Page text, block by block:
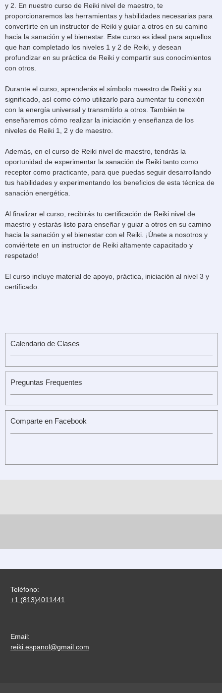
y 2. En nuestro curso de Reiki nivel de maestro, te
proporcionaremos las herramientas y habilidades necesarias para
convertirte en un instructor de Reiki y guiar a otros en su camino
hacia la sanación y el bienestar. Este curso es ideal para aquellos
que han completado los niveles 1 y 2 de Reiki, y desean
profundizar en su práctica de Reiki y compartir sus conocimientos
con otros.
Durante el curso, aprenderás el símbolo maestro de Reiki y su
significado, así como cómo utilizarlo para aumentar tu conexión
con la energía universal y transmitirlo a otros. También te
enseñaremos cómo realizar la iniciación y enseñanza de los
niveles de Reiki 1, 2 y de maestro.
Además, en el curso de Reiki nivel de maestro, tendrás la
oportunidad de experimentar la sanación de Reiki tanto como
receptor como practicante, para que puedas seguir desarrollando
tus habilidades y experimentando los beneficios de esta técnica de
sanación energética.
Al finalizar el curso, recibirás tu certificación de Reiki nivel de
maestro y estarás listo para enseñar y guiar a otros en su camino
hacia la sanación y el bienestar con el Reiki. ¡Únete a nosotros y
conviértete en un instructor de Reiki altamente capacitado y
respetado!
El curso incluye material de apoyo, práctica, iniciación al nivel 3 y
certificado.
Calendario de Clases
Preguntas Frequentes
Comparte en Facebook
Teléfono:
+1 (813)4011441
Email:
reiki.espanol@gmail.com